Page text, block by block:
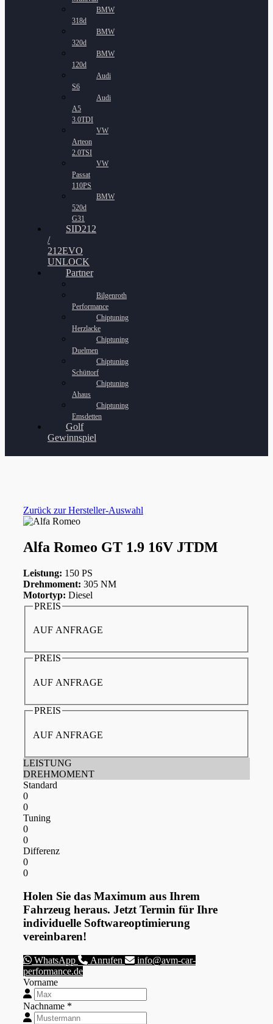
BMW
318d
BMW
320d
BMW
120d
Audi
S6
Audi
A5
3.0TDI
VW
Arteon
2.0TSI
VW
Passat
110PS
BMW
520d
G31
SID212
/
212EVO
UNLOCK
Partner
Bilgenroth
Performance
Chiptuning
Herzlacke
Chiptuning
Duelmen
Chiptuning
Schüttorf
Chiptuning
Ahaus
Chiptuning
Emsdetten
Golf
Gewinnspiel
Zurück zur Hersteller-Auswahl
Alfa Romeo GT 1.9 16V JTDM
Leistung: 150 PS
Drehmoment: 305 NM
Motortyp: Diesel
PREIS
AUF ANFRAGE
PREIS
AUF ANFRAGE
PREIS
AUF ANFRAGE
LEISTUNG
DREHMOMENT
Standard
0
0
Tuning
0
0
Differenz
0
0
Holen Sie das Maximum aus Ihrem
Fahrzeug heraus. Jetzt Termin für Ihre
individuelle Softwareoptimierung
vereinbaren!
WhatsApp Anrufen
info@avm-car-
performance.de
Vorname
Nachname *